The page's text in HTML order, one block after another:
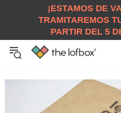
¡ESTAMOS DE
TRAMITAREMOS
PARTIR DEL 5